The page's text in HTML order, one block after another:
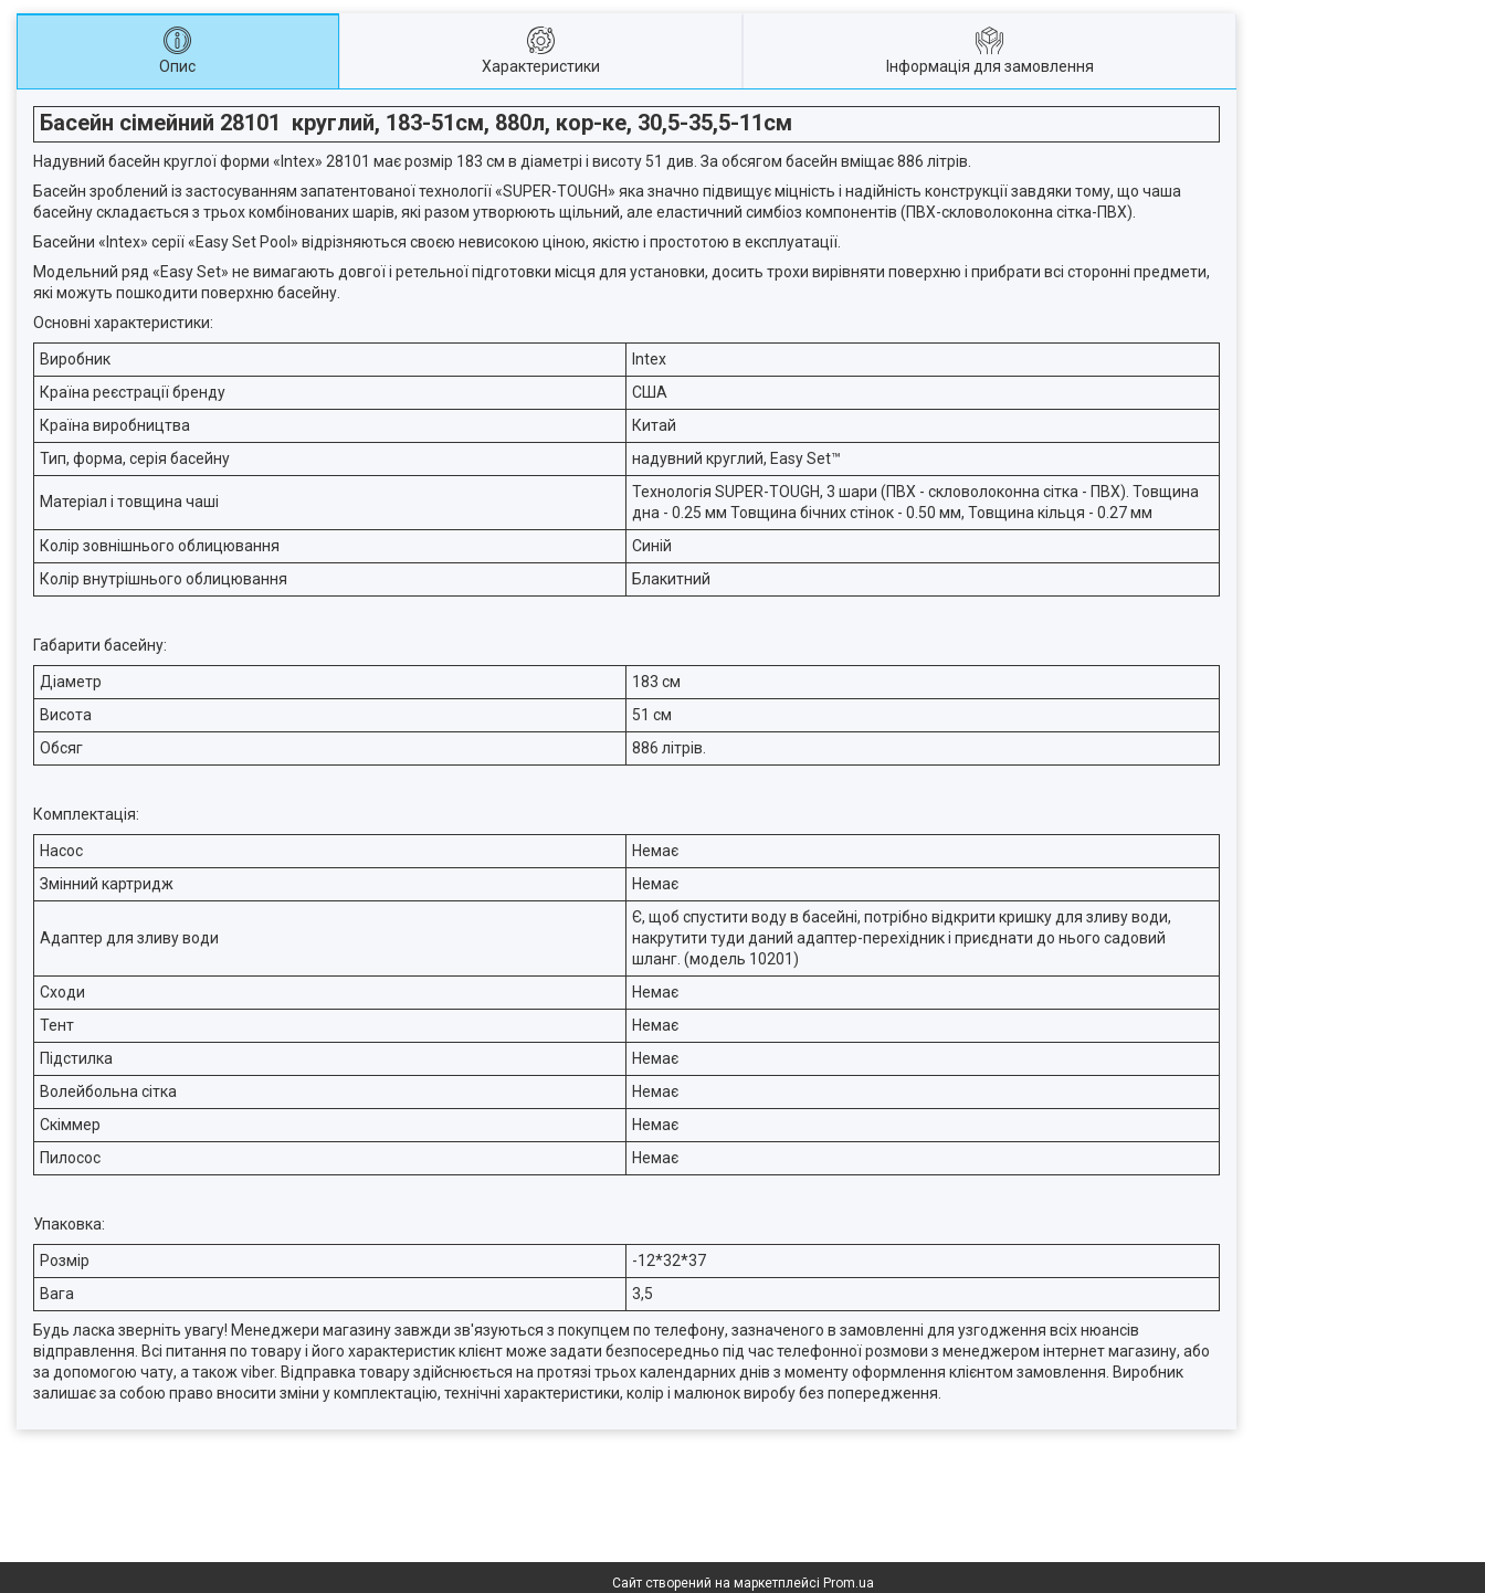
Опис Характеристики Інформація для замовлення
Басейн сімейний 28101 круглий, 183-51см, 880л, кор-ке, 30,5-35,5-11см
Надувний басейн круглої форми «Intex» 28101 має розмір 183 см в діаметрі і висоту 51 див. За обсягом басейн вміщає 886 літрів.
Басейн зроблений із застосуванням запатентованої технології «SUPER-TOUGH» яка значно підвищує міцність і надійність конструкції завдяки тому, що чаша
басейну складається з трьох комбінованих шарів, які разом утворюють щільний, але еластичний симбіоз компонентів (ПВХ-скловолоконна сітка-ПВХ).
Басейни «Intex» серії «Easy Set Pool» відрізняються своєю невисокою ціною, якістю і простотою в експлуатації.
Модельний ряд «Easy Set» не вимагають довгої і ретельної підготовки місця для установки, досить трохи вирівняти поверхню і прибрати всі сторонні предмети,
які можуть пошкодити поверхню басейну.
Основні характеристики:
Виробник
Intex
Країна реєстрації бренду
США
Країна виробництва
Китай
Тип, форма, серія басейну
надувний круглий, Easy Set™
Матеріал і товщина чаші
Технологія SUPER-TOUGH, 3 шари (ПВХ - скловолоконна сітка - ПВХ). Товщина
дна - 0.25 мм Товщина бічних стінок - 0.50 мм, Товщина кільця - 0.27 мм
Колір зовнішнього облицювання
Синій
Колір внутрішнього облицювання
Блакитний
Габарити басейну:
Діаметр
183 см
Висота
51 см
Обсяг
886 літрів.
Комплектація:
Насос
Немає
Змінний картридж
Немає
Адаптер для зливу води
Є, щоб спустити воду в басейні, потрібно відкрити кришку для зливу води,
накрутити туди даний адаптер-перехідник і приєднати до нього садовий
шланг. (модель 10201)
Сходи
Немає
Тент
Немає
Підстилка
Немає
Волейбольна сітка
Немає
Скіммер
Немає
Пилосос
Немає
Упаковка:
Розмір
-12*32*37
Вага
3,5
Будь ласка зверніть увагу! Менеджери магазину завжди зв'язуються з покупцем по телефону, зазначеного в замовленні для узгодження всіх нюансів
відправлення. Всі питання по товару і його характеристик клієнт може задати безпосередньо під час телефонної розмови з менеджером інтернет магазину, або
за допомогою чату, а також viber. Відправка товару здійснюється на протязі трьох календарних днів з моменту оформлення клієнтом замовлення. Виробник
залишає за собою право вносити зміни у комплектацію, технічні характеристики, колір і малюнок виробу без попередження.
Сайт створений на маркетплейсі Prom.ua